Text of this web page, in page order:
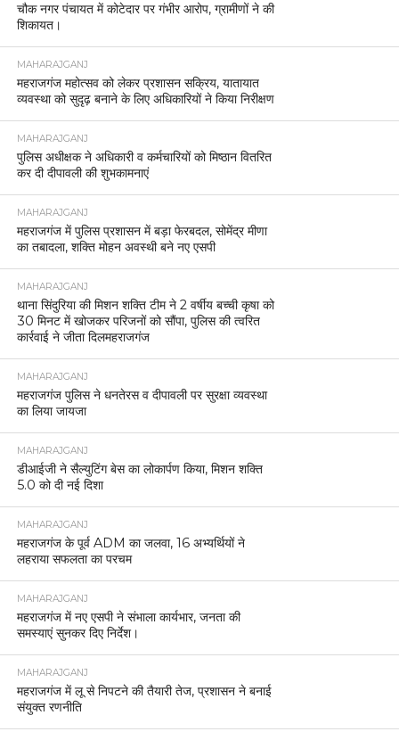
चौक नगर पंचायत में कोटेदार पर गंभीर आरोप, ग्रामीणों ने की
शिकायत।
MAHARAJGANJ
महराजगंज महोत्सव को लेकर प्रशासन सक्रिय, यातायात
व्यवस्था को सुदृढ़ बनाने के लिए अधिकारियों ने किया निरीक्षण
MAHARAJGANJ
पुलिस अधीक्षक ने अधिकारी व कर्मचारियों को मिष्ठान वितरित
कर दी दीपावली की शुभकामनाएं
MAHARAJGANJ
महराजगंज में पुलिस प्रशासन में बड़ा फेरबदल, सोमेंद्र मीणा
का तबादला, शक्ति मोहन अवस्थी बने नए एसपी
MAHARAJGANJ
थाना सिंदुरिया की मिशन शक्ति टीम ने 2 वर्षीय बच्ची कृषा को
30 मिनट में खोजकर परिजनों को सौंपा, पुलिस की त्वरित
कार्रवाई ने जीता दिलमहराजगंज
MAHARAJGANJ
महराजगंज पुलिस ने धनतेरस व दीपावली पर सुरक्षा व्यवस्था
का लिया जायजा
MAHARAJGANJ
डीआईजी ने सैल्युटिंग बेस का लोकार्पण किया, मिशन शक्ति
5.0 को दी नई दिशा
MAHARAJGANJ
महराजगंज के पूर्व ADM का जलवा, 16 अभ्यर्थियों ने
लहराया सफलता का परचम
MAHARAJGANJ
महराजगंज में नए एसपी ने संभाला कार्यभार, जनता की
समस्याएं सुनकर दिए निर्देश।
MAHARAJGANJ
महराजगंज में लू से निपटने की तैयारी तेज, प्रशासन ने बनाई
संयुक्त रणनीति